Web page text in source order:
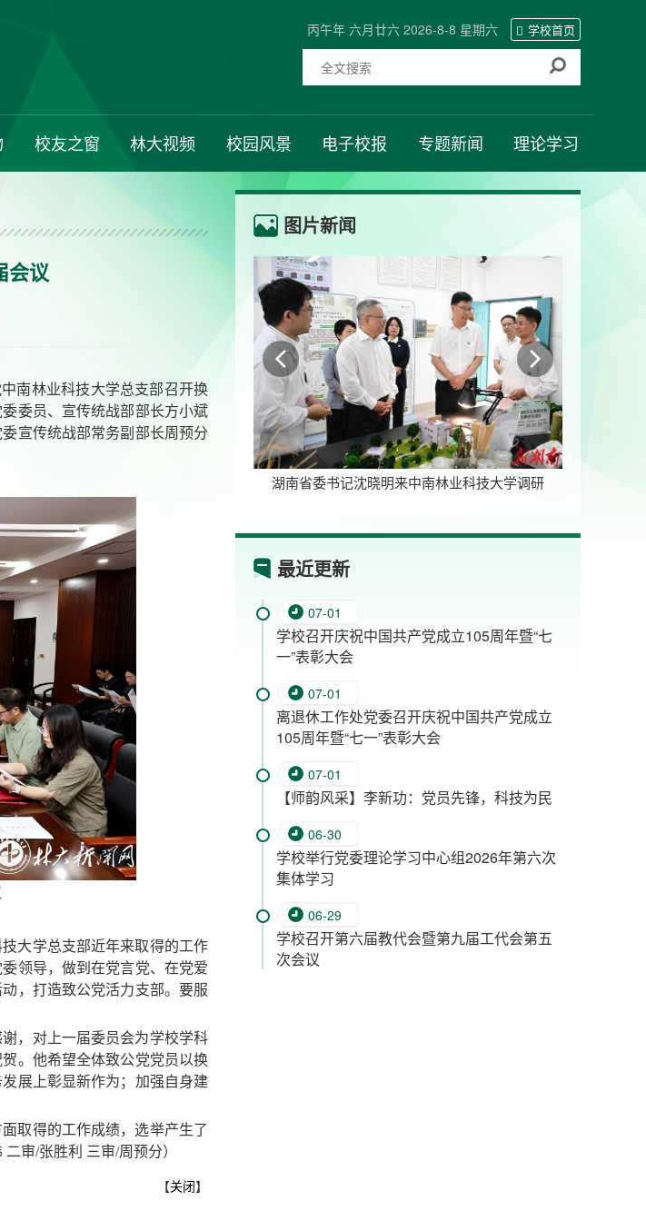
丙午年 六月廿六 2026-8-8 星期六 学校首页
校友之窗 林大视频 校园风景 电子校报 专题新闻 理论学习
会议
南林业科技大学总支部召开换
委员、宣传统战部部长方小斌
宣传统战部常务副部长周预分
大学总支部近年来取得的工作
领导，做到在党言党、在党爱
，打造致公党活力支部。要服
，对上一届委员会为学校学科
。他希望全体致公党党员以换
展上彰显新作为；加强自身建
取得的工作成绩，选举产生了
审/张胜利 三审/周预分）
【关闭】
图片新闻
湖南省委书记沈晓明来中南林业科技大学调研 毛万春在中南林业科技大学宣讲调研
最近更新
07-01
学校召开庆祝中国共产党成立105周年暨“七
一”表彰大会
07-01
离退休工作处党委召开庆祝中国共产党成立
105周年暨“七一”表彰大会
07-01
【师韵风采】李新功：党员先锋，科技为民
06-30
学校举行党委理论学习中心组2026年第六次
集体学习
06-29
学校召开第六届教代会暨第九届工代会第五
次会议